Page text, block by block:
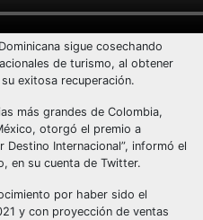
sigue cosechando
de turismo, al obtener
exitosa recuperación.
más grandes de Colombia,
otorgó el premio a
Destino Internacional”, informó el
en su cuenta de Twitter.
por haber sido el
y con proyección de ventas